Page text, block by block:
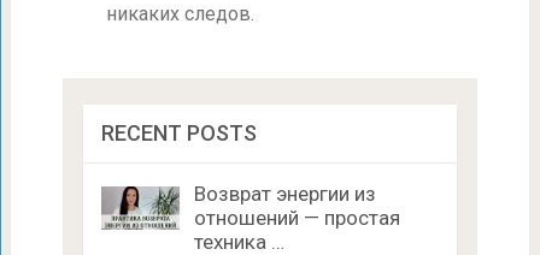
никаких следов.
RECENT POSTS
Возврат энергии из
отношений — простая
техника …